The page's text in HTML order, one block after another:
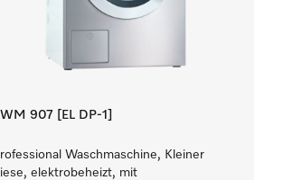
907 [EL DP-1]
Waschmaschine, Kleiner
elektrobeheizt, mit